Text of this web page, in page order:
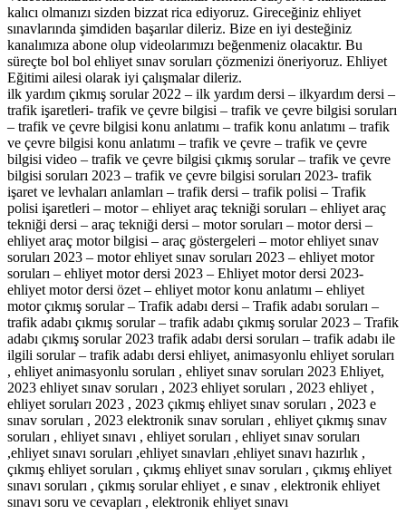
kalıcı olmanızı sizden bizzat rica ediyoruz. Gireceğiniz ehliyet
sınavlarında şimdiden başarılar dileriz. Bize en iyi desteğiniz
kanalımıza abone olup videolarımızı beğenmeniz olacaktır. Bu
süreçte bol bol ehliyet sınav soruları çözmenizi öneriyoruz. Ehliyet
Eğitimi ailesi olarak iyi çalışmalar dileriz.
ilk yardım çıkmış sorular 2022 – ilk yardım dersi – ilkyardım dersi –
trafik işaretleri- trafik ve çevre bilgisi – trafik ve çevre bilgisi soruları
– trafik ve çevre bilgisi konu anlatımı – trafik konu anlatımı – trafik
ve çevre bilgisi konu anlatımı – trafik ve çevre – trafik ve çevre
bilgisi video – trafik ve çevre bilgisi çıkmış sorular – trafik ve çevre
bilgisi soruları 2023 – trafik ve çevre bilgisi soruları 2023- trafik
işaret ve levhaları anlamları – trafik dersi – trafik polisi – Trafik
polisi işaretleri – motor – ehliyet araç tekniği soruları – ehliyet araç
tekniği dersi – araç tekniği dersi – motor soruları – motor dersi –
ehliyet araç motor bilgisi – araç göstergeleri – motor ehliyet sınav
soruları 2023 – motor ehliyet sınav soruları 2023 – ehliyet motor
soruları – ehliyet motor dersi 2023 – Ehliyet motor dersi 2023-
ehliyet motor dersi özet – ehliyet motor konu anlatımı – ehliyet
motor çıkmış sorular – Trafik adabı dersi – Trafik adabı soruları –
trafik adabı çıkmış sorular – trafik adabı çıkmış sorular 2023 – Trafik
adabı çıkmış sorular 2023 trafik adabı dersi soruları – trafik adabı ile
ilgili sorular – trafik adabı dersi ehliyet, animasyonlu ehliyet soruları
, ehliyet animasyonlu soruları , ehliyet sınav soruları 2023 Ehliyet,
2023 ehliyet sınav soruları , 2023 ehliyet soruları , 2023 ehliyet ,
ehliyet soruları 2023 , 2023 çıkmış ehliyet sınav soruları , 2023 e
sınav soruları , 2023 elektronik sınav soruları , ehliyet çıkmış sınav
soruları , ehliyet sınavı , ehliyet soruları , ehliyet sınav soruları
,ehliyet sınavı soruları ,ehliyet sınavları ,ehliyet sınavı hazırlık ,
çıkmış ehliyet soruları , çıkmış ehliyet sınav soruları , çıkmış ehliyet
sınavı soruları , çıkmış sorular ehliyet , e sınav , elektronik ehliyet
sınavı soru ve cevapları , elektronik ehliyet sınavı